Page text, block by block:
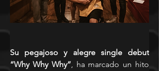
Su pegajoso y alegre single debut
“Why Why Why”, ha marcado un hito